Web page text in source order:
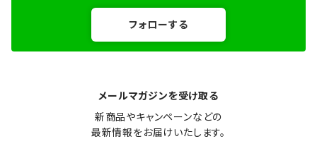
フォローする
メールマガジンを受け取る
新商品やキャンペーンなどの
最新情報をお届けいたします。